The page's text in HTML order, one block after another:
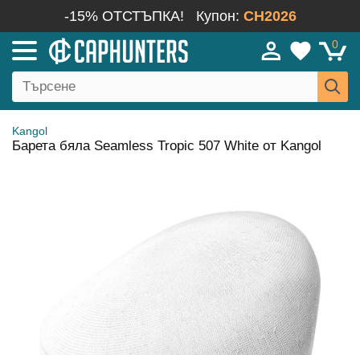
-15% ОТСТЪПКА! Купон: CH2026
0
Kangol
Барета бяла Seamless Tropic 507 White от Kangol